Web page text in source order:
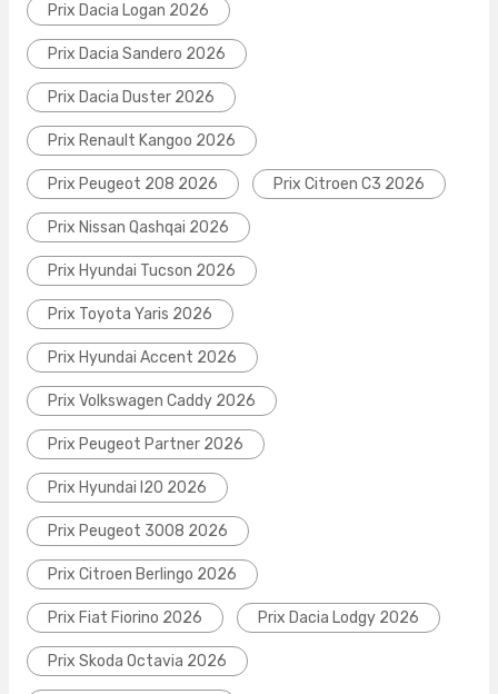
Prix Dacia Logan 2026
Prix Dacia Sandero 2026
Prix Dacia Duster 2026
Prix Renault Kangoo 2026
Prix Peugeot 208 2026 Prix Citroen C3 2026
Prix Nissan Qashqai 2026
Prix Hyundai Tucson 2026
Prix Toyota Yaris 2026
Prix Hyundai Accent 2026
Prix Volkswagen Caddy 2026
Prix Peugeot Partner 2026
Prix Hyundai I20 2026
Prix Peugeot 3008 2026
Prix Citroen Berlingo 2026
Prix Fiat Fiorino 2026 Prix Dacia Lodgy 2026
Prix Skoda Octavia 2026